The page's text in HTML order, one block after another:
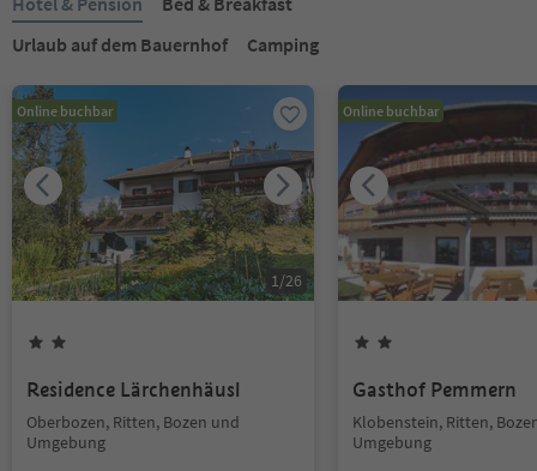
Urlaub auf dem Bauernhof
Camping
Online buchbar
1/26
Residence Lärchenhäusl
Oberbozen, Ritten, Bozen und
Umgebung
Online buchbar
Gasthof Pemmern
Klobenstein, Ritten,
Umgebung